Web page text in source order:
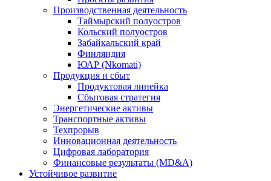
Производственная деятельность
Таймырский полуостров
Кольский полуостров
Забайкальский край
Финляндия
ЮАР (Nkomati)
Продукция и сбыт
Продуктовая линейка
Сбытовая стратегия
Энергетические активы
Транспортные активы
Техпрорыв
Инновационная деятельность
Цифровая лаборатория
Финансовые результаты (MD&A)
Устойчивое развитие